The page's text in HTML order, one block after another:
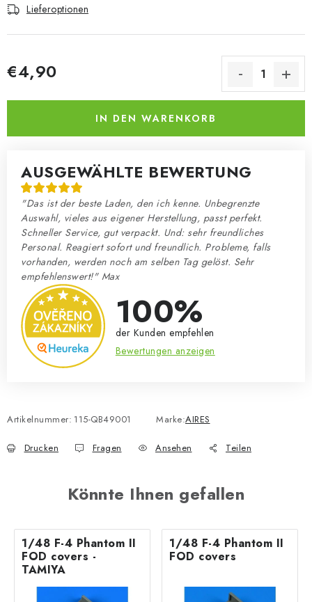
Großhandel
Lieferoptionen
€4,90
IN DEN WARENKORB
AUSGEWÄHLTE BEWERTUNG
"Das ist der beste Laden, den ich kenne. Unbegrenzte
Auswahl, vieles aus eigener Herstellung, passt perfekt.
Schneller Service, gut verpackt. Und: sehr freundliches
Personal. Reagiert sofort und freundlich. Probleme, falls
vorhanden, werden noch am selben Tag gelöst. Sehr
empfehlenswert!" Max
100%
der Kunden empfehlen
Bewertungen anzeigen
Artikelnummer: 115-QB49001 Marke:AIRES
Drucken Fragen Ansehen Teilen
Könnte Ihnen gefallen
1/48 F-4 Phantom II
FOD covers -
TAMIYA
1/48 F-4 Phantom II
FOD covers